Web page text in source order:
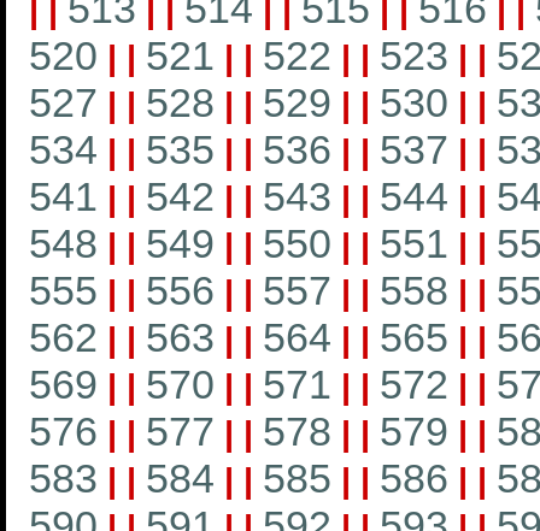
| | | | | | | | | |
520 | | 521 | | 522 | | 523 | |
527 | | 528 | | 529 | | 530 | |
534 | | 535 | | 536 | | 537 | |
541 | | 542 | | 543 | | 544 | |
548 | | 549 | | 550 | | 551 | |
555 | | 556 | | 557 | | 558 | |
562 | | 563 | | 564 | | 565 | |
569 | | 570 | | 571 | | 572 | |
576 | | 577 | | 578 | | 579 | |
583 | | 584 | | 585 | | 586 | |